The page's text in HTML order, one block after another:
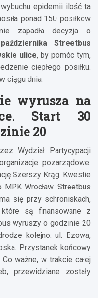
epidemii ilość ta
ponad 150 posiłków
zapadła decyzja o
Streetbus
ulice, by pomóc tym,
ciepłego posiłku.
ciągu dnia.
wyrusza na
Start 30
20
Wydział Partycypacji
pozarządowe:
Szerszy Krąg. Kwestie
Wrocław. Streetbus
się przy schroniskach,
które są finansowane z
wyruszy o godzinie 20
kolejno: ul. Bzowa,
Przystanek końcowy
ważne, w trakcie całej
przewidziane zostały